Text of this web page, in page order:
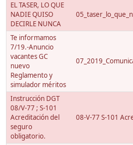
EL TASER, LO QUE
NADIE QUISO
DECIRLE NUNCA
Te informamos
7/19.-Anuncio
vacantes GC
nuevo
Reglamento y
simulador méritos
Instrucción DGT
08/V-77 ; S-101
Acreditación del
seguro
obligatorio.
08-V-77 S-101